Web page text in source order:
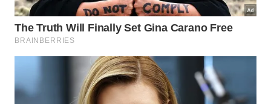
pontos estratégicos do recinto antes de deitar.
Borrifar o líquidopróximo às cortinas e cantos
escuros assegura uma fixação prolongada do aroma
período noturno.
Adotar esse ritual de cuidado doméstico transforma